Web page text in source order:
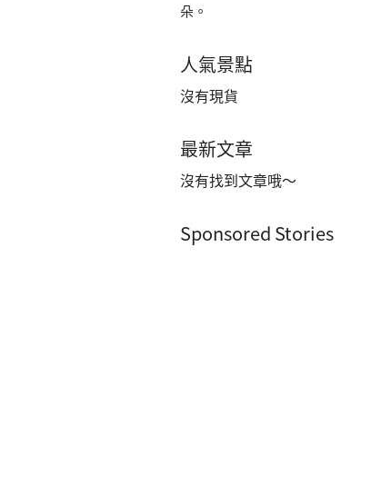
朵。
人氣景點
沒有現貨
最新文章
沒有找到文章哦～
Sponsored Stories